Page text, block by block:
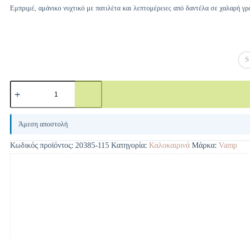
Εμπριμέ, αμάνικο νυχτικό με πατιλέτα και λεπτομέρειες από δαντέλα σε χαλαρή
S
A
e
r
n
a
t
i
v
e
:
Άμεση αποστολή
Κωδικός προϊόντος: 20385-115 Κατηγορία: Καλοκαιρινά Μάρκα: Vamp